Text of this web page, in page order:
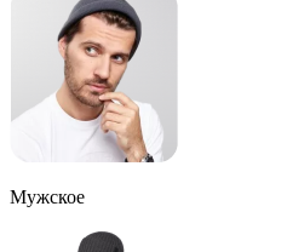
Мужское